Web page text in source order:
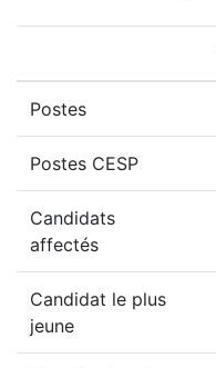
Postes
Postes CESP
Candidats
affectés
Candidat le plus
jeune